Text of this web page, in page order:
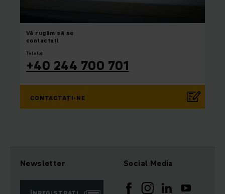
Vă rugăm să ne
contactați
Telefon
+40 244 700 701
CONTACTAȚI-NE
Newsletter Social Media